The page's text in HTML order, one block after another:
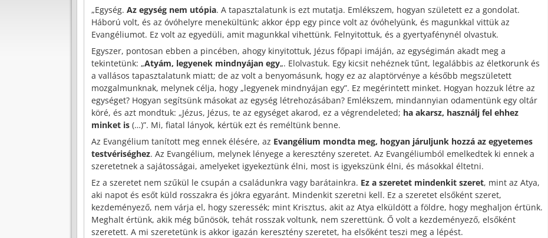
„Egység. Az egység nem utópia. A tapasztalatunk is ezt mutatja. Emlékszem, hogyan született ez a gondolat.
Háború volt, és az óvóhelyre menekültünk; akkor épp egy pince volt az óvóhelyünk, és magunkkal vittük az
Evangéliumot. Ez volt az egyedüli, amit magunkkal vihettünk. Felnyitottuk, és a gyertyafénynél olvastuk.
Egyszer, pontosan ebben a pincében, ahogy kinyitottuk, Jézus főpapi imáján, az egységimán akadt meg a
tekintetünk: „Atyám, legyenek mindnyájan egy„. Elolvastuk. Egy kicsit nehéznek tűnt, legalábbis az életkorunk és
a vallásos tapasztalatunk miatt; de az volt a benyomásunk, hogy ez az alaptörvénye a később megszületett
mozgalmunknak, melynek célja, hogy „legyenek mindnyájan egy”. Ez megérintett minket. Hogyan hozzuk létre az
egységet? Hogyan segítsünk másokat az egység létrehozásában? Emlékszem, mindannyian odamentünk egy oltár
köré, és azt mondtuk: „Jézus, Jézus, te az egységet akarod, ez a végrendeleted; ha akarsz, használj fel ehhez
minket is(…)”. Mi, fiatal lányok, kértük ezt és reméltünk benne.
Az Evangélium tanított meg ennek élésére, az Evangélium mondta meg, hogyan járuljunk hozzá az egyetemes
testvériséghez. Az Evangélium, melynek lényege a keresztény szeretet. Az Evangéliumból emelkedtek ki ennek a
szeretetnek a sajátosságai, amelyeket igyekeztünk élni, most is igyekszünk élni, és másokkal éltetni.
Ez a szeretet nem szűkül le csupán a családunkra vagy barátainkra. Ez a szeretet mindenkit szeret, mint az Atya,
aki napot és esőt küld rosszakra és jókra egyaránt. Mindenkit szeretni kell. Ez a szeretet elsőként szeret,
kezdeményező, nem várja el, hogy szeressék; mint Krisztus, akit az Atya elküldött a földre, hogy meghaljon értünk.
Meghalt értünk, akik még bűnösök, tehát rosszak voltunk, nem szerettünk. Ő volt a kezdeményező, elsőként
szeretett. A mi szeretetünk is akkor igazán keresztény szeretet, ha elsőként teszi meg a lépést.